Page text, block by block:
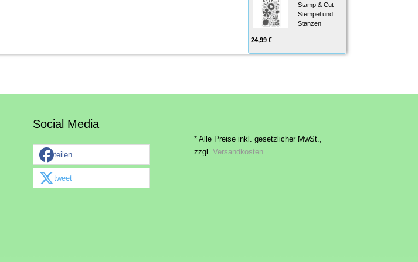
Stamp & Cut -
Stempel und
Stanzen
24,99 €
Social Media
teilen
tweet
* Alle Preise inkl. gesetzlicher MwSt.,
zzgl.
Versandkosten